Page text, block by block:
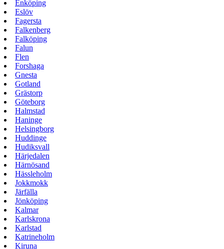
Enköping
Eslöv
Fagersta
Falkenberg
Falköping
Falun
Flen
Forshaga
Gnesta
Gotland
Grästorp
Göteborg
Halmstad
Haninge
Helsingborg
Huddinge
Hudiksvall
Härjedalen
Härnösand
Hässleholm
Jokkmokk
Järfälla
Jönköping
Kalmar
Karlskrona
Karlstad
Katrineholm
Kiruna